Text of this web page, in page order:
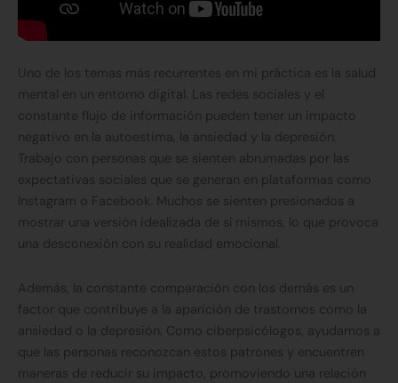
Uno de los temas más recurrentes en mi práctica es la salud
mental en un entorno digital. Las redes sociales y el
constante flujo de información pueden tener un impacto
negativo en la autoestima, la ansiedad y la depresión.
Trabajo con personas que se sienten abrumadas por las
expectativas sociales que se generan en plataformas como
Instagram o Facebook. Muchos se sienten presionados a
mostrar una versión idealizada de sí mismos, lo que provoca
una desconexión con su realidad emocional.
Además, la constante comparación con los demás es un
factor que contribuye a la aparición de trastornos como la
ansiedad o la depresión. Como ciberpsicólogos, ayudamos a
que las personas reconozcan estos patrones y encuentren
maneras de reducir su impacto, promoviendo una relación